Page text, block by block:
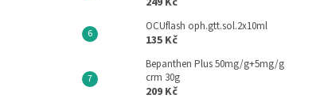
OCUflash oph.gtt.sol.2x10ml
135 Kč
Bepanthen Plus 50mg/g+5mg/g
crm 30g
209 Kč